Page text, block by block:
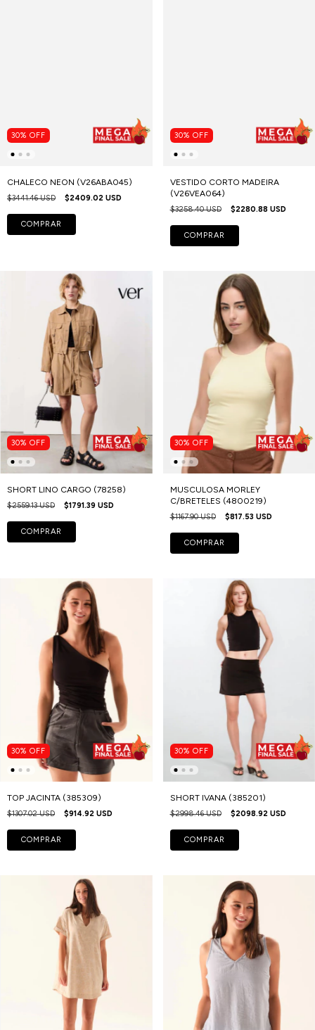
30% OFF
CHALECO NEON (V26ABA045)
$3441.46 USD $2409.02 USD
COMPRAR
30% OFF
VESTIDO CORTO MADEIRA
(V26VEA064)
$3258.40 USD $2280.88 USD
COMPRAR
30% OFF
SHORT LINO CARGO (78258)
$2559.13 USD $1791.39 USD
COMPRAR
30% OFF
MUSCULOSA MORLEY
C/BRETELES (4800219)
$1167.90 USD $817.53 USD
COMPRAR
30% OFF
TOP JACINTA (385309)
$1307.02 USD $914.92 USD
COMPRAR
30% OFF
SHORT IVANA (385201)
$2998.46 USD $2098.92 USD
COMPRAR